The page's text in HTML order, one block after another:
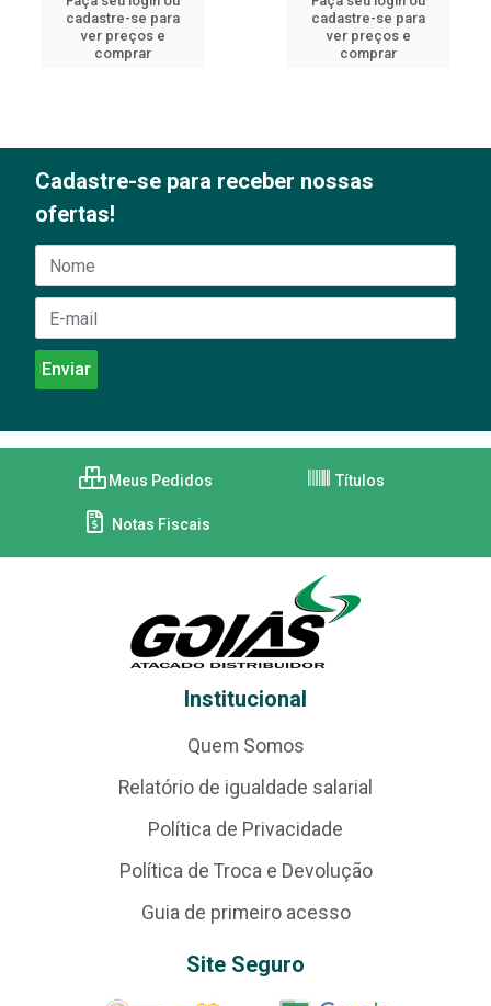
cadastre-se para
ver preços e
comprar
cadastre-se para
ver preços e
comprar
Cadastre-se para receber nossas
ofertas!
Meus Pedidos Títulos
Notas Fiscais
Institucional
Quem Somos
Relatório de igualdade salarial
Política de Privacidade
Política de Troca e Devolução
Guia de primeiro acesso
Site Seguro